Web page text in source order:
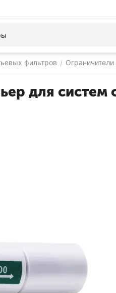
фильтров / Ограничители
для систем